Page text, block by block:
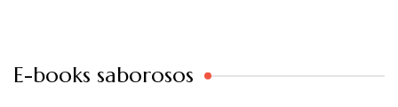
E-books saborosos